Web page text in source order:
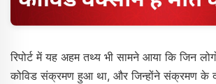
रिपोर्ट में यह अहम तथ्य भी सामने आया कि जिन
कोविड संक्रमण हुआ था, और जिन्होंने संक्रमण के